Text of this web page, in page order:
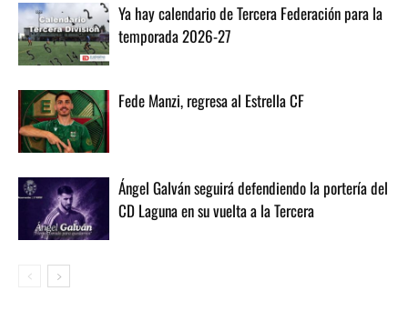
Ya hay calendario de Tercera Federación para la
temporada 2026-27
Fede Manzi, regresa al Estrella CF
Ángel Galván seguirá defendiendo la portería del
CD Laguna en su vuelta a la Tercera